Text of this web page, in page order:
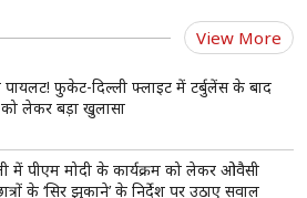
है, लेकिन कभी-कभी खतरे की वजह भी बन
जैसी गंभीर समस्या से जुड़ा हो सकता है।
है और कब सतर्क होने की जरूरत है।
read more